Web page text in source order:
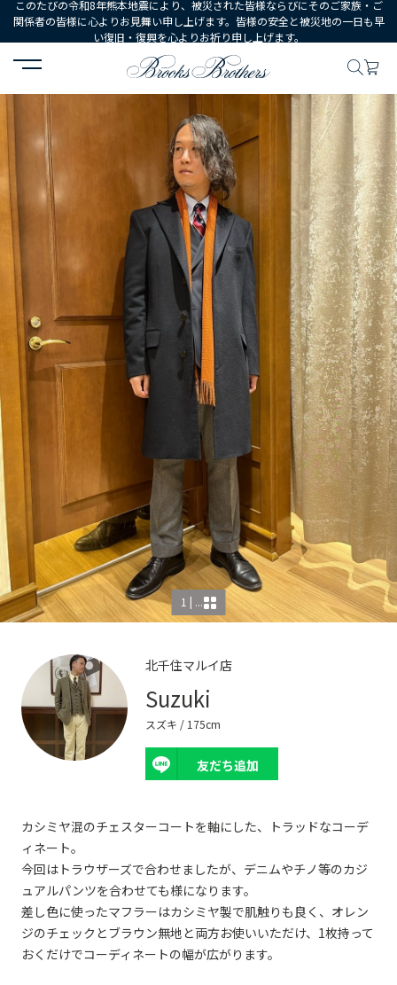
このたびの令和8年熊本地震により、被災された皆様ならびにそのご家族・ご
関係者の皆様に心よりお見舞い申し上げます。皆様の安全と被災地の一日も早
い復旧・復興を心よりお祈り申し上げます。
HOME コーディネート コーディネート詳細
1 | ...
北千住マルイ店
Suzuki
スズキ / 175cm
友だち追加
カシミヤ混のチェスターコートを軸にした、トラッドなコーデ
ィネート。
今回はトラウザーズで合わせましたが、デニムやチノ等のカジ
ュアルパンツを合わせても様になります。
差し色に使ったマフラーはカシミヤ製で肌触りも良く、オレン
ジのチェックとブラウン無地と両方お使いいただけ、1枚持って
おくだけでコーディネートの幅が広がります。